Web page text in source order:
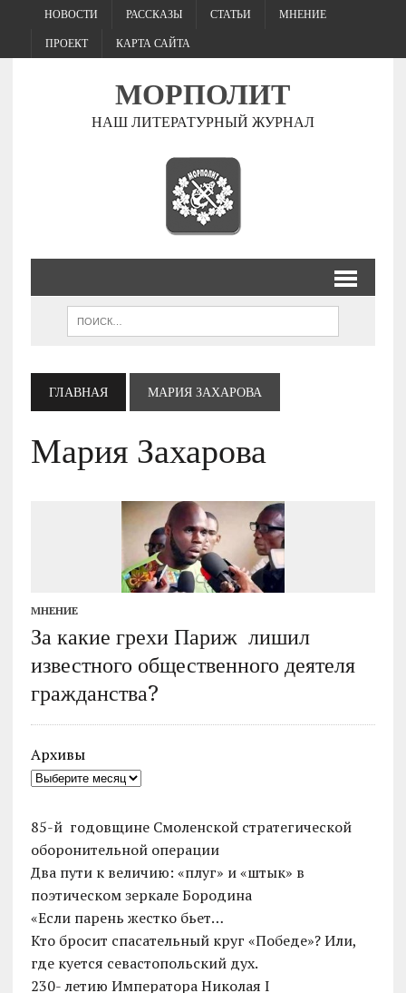
НОВОСТИ РАССКАЗЫ СТАТЬИ МНЕНИЕ
ПРОЕКТ КАРТА САЙТА
МОРПОЛИТ
НАШ ЛИТЕРАТУРНЫЙ ЖУРНАЛ
ГЛАВНАЯ МАРИЯ ЗАХАРОВА
Мария Захарова
МНЕНИЕ
За какие грехи Париж лишил
известного общественного деятеля
гражданства?
Архивы
85-й годовщине Смоленской стратегической
оборонительной операции
Два пути к величию: «плуг» и «штык» в
поэтическом зеркале Бородина
«Если парень жестко бьет…
Кто бросит спасательный круг «Победе»? Или,
где куется севастопольский дух.
230- летию Императора Николая I